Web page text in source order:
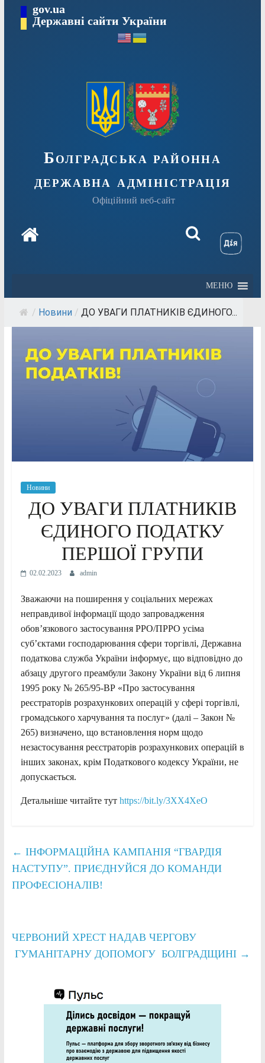
Перейтиgov.ua
Державні сайти України
Болградська районна
державна адміністрація
Офіційний веб-сайт
МЕНЮ
/ Новини / ДО УВАГИ ПЛАТНИКІВ ЄДИНОГО...
Новини
ДО УВАГИ ПЛАТНИКІВ
ЄДИНОГО ПОДАТКУ
ПЕРШОЇ ГРУПИ
02.02.2023 admin
Зважаючи на поширення у соціальних мережах
неправдивої інформації щодо запровадження
обов’язкового застосування РРО/ПРРО усіма
суб’єктами господарювання сфери торгівлі, Державна
податкова служба України інформує, що відповідно до
абзацу другого преамбули Закону України від 6 липня
1995 року № 265/95-ВР «Про застосування
реєстраторів розрахункових операцій у сфері торгівлі,
громадського харчування та послуг» (далі – Закон №
265) визначено, що встановлення норм щодо
незастосування реєстраторів розрахункових операцій в
інших законах, крім Податкового кодексу України, не
допускається.
Детальніше читайте тут https://bit.ly/3XX4XeO
← ІНФОРМАЦІЙНА КАМПАНІЯ “ГВАРДІЯ
НАСТУПУ”. ПРИЄДНУЙСЯ ДО КОМАНДИ
ПРОФЕСІОНАЛІВ!
ЧЕРВОНИЙ ХРЕСТ НАДАВ ЧЕРГОВУ
ГУМАНІТАРНУ ДОПОМОГУ БОЛГРАДЩИНІ →